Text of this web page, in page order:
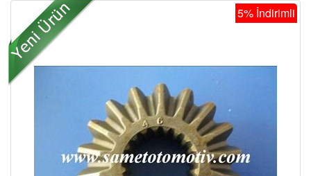
5% İndirimli